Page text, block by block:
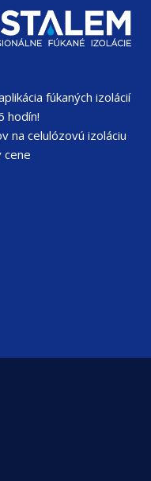
fúkaných izolácií
hodín!
na celulózovú izoláciu
cene